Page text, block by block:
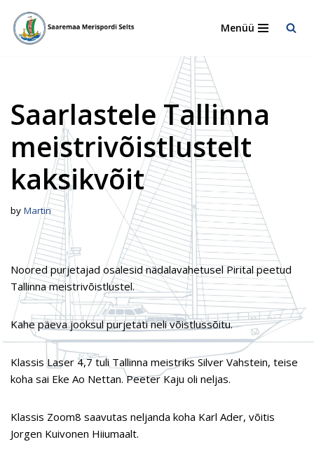
Skip
Menüü
Saarlastele Tallinna
meistrivõistlustelt
kaksikvõit
by Martin
Noored purjetajad osalesid nädalavahetusel Pirital peetud
Tallinna meistrivõistlustel.
Kahe päeva jooksul purjetati neli võistlussõitu.
Klassis Laser 4,7 tuli Tallinna meistriks Silver Vahstein, teise
koha sai Eke Ao Nettan. Peeter Kaju oli neljas.
Klassis Zoom8 saavutas neljanda koha Karl Ader, võitis
Jorgen Kuivonen Hiiumaalt.